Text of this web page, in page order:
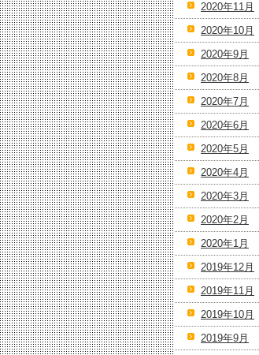
2020年11月
2020年10月
2020年9月
2020年8月
2020年7月
2020年6月
2020年5月
2020年4月
2020年3月
2020年2月
2020年1月
2019年12月
2019年11月
2019年10月
2019年9月